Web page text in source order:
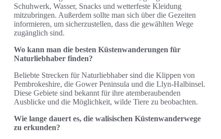
Schuhwerk, Wasser, Snacks und wetterfeste Kleidung
mitzubringen. Außerdem sollte man sich über die Gezeiten
informieren, um sicherzustellen, dass die gewählten Wege
zugänglich sind.
Wo kann man die besten Küstenwanderungen für
Naturliebhaber finden?
Beliebte Strecken für Naturliebhaber sind die Klippen von
Pembrokeshire, die Gower Peninsula und die Llyn-Halbinsel.
Diese Gebiete sind bekannt für ihre atemberaubenden
Ausblicke und die Möglichkeit, wilde Tiere zu beobachten.
Wie lange dauert es, die walisischen Küstenwanderwege
zu erkunden?